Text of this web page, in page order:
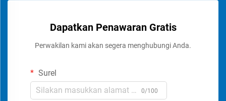
Dapatkan Penawaran Gratis
Perwakilan kami akan segera menghubungi Anda.
Surel
0/100